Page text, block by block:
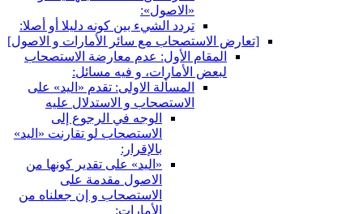
«الاصول»:
تردد الشي‏ء بين كونه دليلا أو أصلا:
[تعارض الاستصحاب مع سائر الأمارات و الاصول‏]
المقام الأول: عدم معارضة الاستصحاب
لبعض الأمارات، و فيه مسائل:
المسألة الاولى: تقدم «اليد» على
الاستصحاب و الاستدلال عليه
الوجه في الرجوع إلى
الاستصحاب لو تقارنت «اليد»
بالإقرار:
«اليد» على تقدير كونها من
الاصول مقدمة على
الاستصحاب و إن جعلناه من
الأمارات: